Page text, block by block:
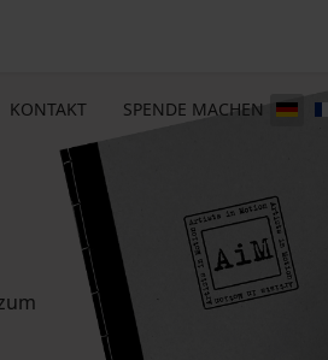
KONTAKT SPENDE MACHEN